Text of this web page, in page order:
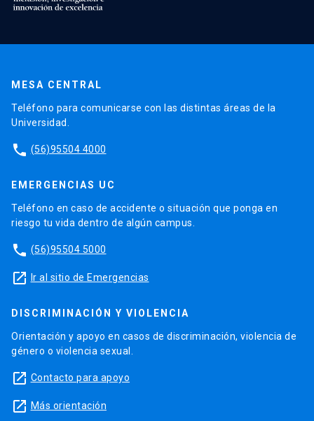
MESA CENTRAL
Teléfono para comunicarse con las distintas áreas de la
Universidad.
phone (56)95504 4000
EMERGENCIAS UC
Teléfono en caso de accidente o situación que ponga en
riesgo tu vida dentro de algún campus.
phone (56)95504 5000
launch Ir al sitio de Emergencias
DISCRIMINACIÓN Y VIOLENCIA
Orientación y apoyo en casos de discriminación, violencia de
género o violencia sexual.
launch Contacto para apoyo
launch Más orientación